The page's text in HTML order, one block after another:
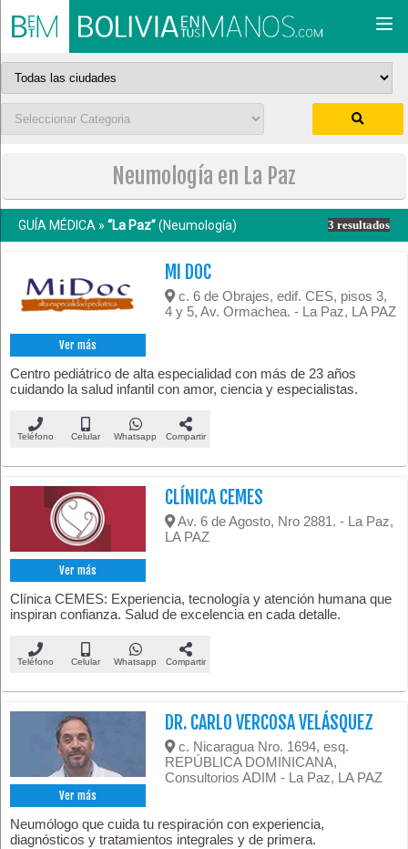
Neumología en La Paz
GUÍA MÉDICA » “La Paz”(Neumología) 3 resultados
Ver más
MI DOC
c. 6 de Obrajes, edif. CES, pisos 3,
4 y 5, Av. Ormachea. - La Paz, LA PAZ
Centro pediátrico de alta especialidad con más de 23 años
cuidando la salud infantil con amor, ciencia y especialistas.
Teléfono Celular Whatsapp Compartir
Ver más
CLÍNICA CEMES
Av. 6 de Agosto, Nro 2881. - La Paz,
LA PAZ
Clínica CEMES: Experiencia, tecnología y atención humana que
inspiran confianza. Salud de excelencia en cada detalle.
Teléfono Celular Whatsapp Compartir
Ver más
DR. CARLO VERCOSA VELÁSQUEZ
c. Nicaragua Nro. 1694, esq.
REPÚBLICA DOMINICANA,
Consultorios ADIM - La Paz, LA PAZ
Neumólogo que cuida tu respiración con experiencia,
diagnósticos y tratamientos integrales y de primera.